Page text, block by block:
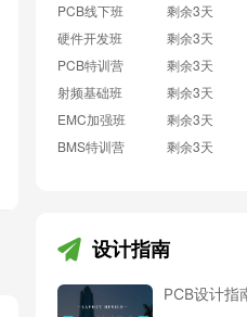
PCB线下班
剩余3天
硬件开发班
剩余3天
PCB特训营
剩余3天
射频基础班
剩余3天
EMC加强班
剩余3天
BMS特训营
剩余3天
设计指南
PCB设计指